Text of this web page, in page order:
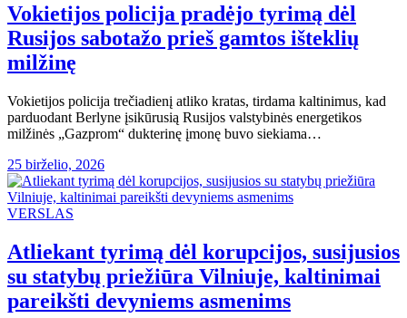
Vokietijos policija pradėjo tyrimą dėl
Rusijos sabotažo prieš gamtos išteklių
milžinę
Vokietijos policija trečiadienį atliko kratas, tirdama kaltinimus, kad
parduodant Berlyne įsikūrusią Rusijos valstybinės energetikos
milžinės „Gazprom“ dukterinę įmonę buvo siekiama…
25 birželio, 2026
VERSLAS
Atliekant tyrimą dėl korupcijos, susijusios
su statybų priežiūra Vilniuje, kaltinimai
pareikšti devyniems asmenims